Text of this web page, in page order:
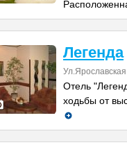
Легенда
Отель
ходьбы от